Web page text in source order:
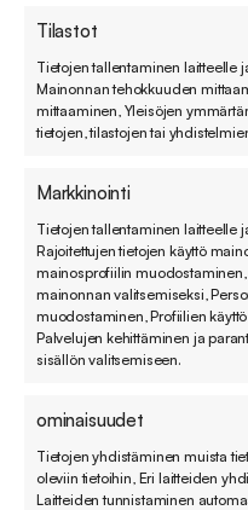
Tilastot
Tietojen tallentaminen laitteelle
Mainonnan tehokkuuden
mittaaminen, Yleisöjen
tietojen, tilastojen tai
Markkinointi
Tietojen tallentaminen laitteelle
Rajoitettujen tietojen käyttö
mainosprofiilin
mainonnan valitsemiseksi,
muodostaminen, Profiilien
Palvelujen kehittäminen ja
sisällön valitsemiseen.
ominaisuudet
Tietojen yhdistäminen muista
oleviin tietoihin, Eri laitteiden
Laitteiden tunnistaminen
Miten
asiakaspalvelusi?
Vähentää
Asiakkaat saavat
odottelua – samalla